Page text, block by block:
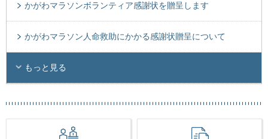
かがわマラソンボランティア感謝状を贈呈します
かがわマラソン人命救助にかかる感謝状贈呈について
もっと見る